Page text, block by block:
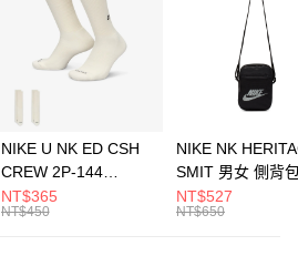
21家銀行
第一商業銀行
彰化商業銀行
NIKE U NK ED CSH
CREW 2P-144
EMBRDY 男女 短統襪
FZ3073133
NT$365
NT$450
NIKE NK
SMIT 男女 側背
BA5871010
NT$527
NT$650